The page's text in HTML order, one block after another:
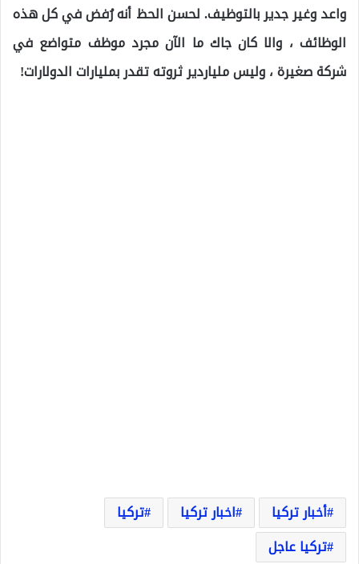
واعد وغير جدير بالتوظيف. لحسن الحظ أنه رُفض في كل هذه
الوظائف ، والا كان جاك ما الآن مجرد موظف متواضع في
شركة صغيرة ، وليس ملياردير ثروته تقدر بمليارات الدولارات!
أخبار تركيا اخبار تركيا
تركيا
تركيا عاجل